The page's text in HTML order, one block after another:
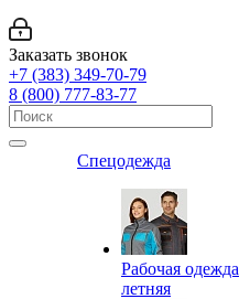
Заказать звонок
+7 (383) 349-70-79
8 (800) 777-83-77
Спецодежда
Рабочая одежда
летняя